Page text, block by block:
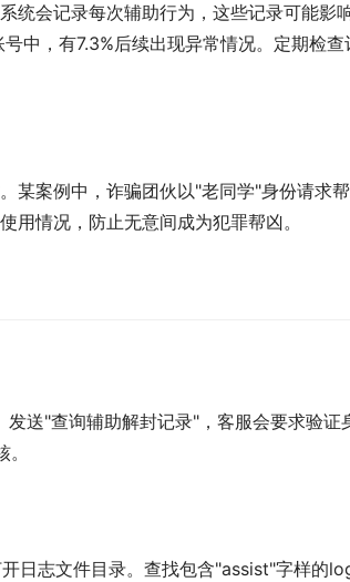
统会记录每次辅助行为，这些记录可能影
中，有7.3%后续出现异常情况。定期检
某案例中，诈骗团伙以"老同学"身份请求
用情况，防止无意间成为犯罪帮凶。
"查询辅助解封记录"，客服会要求验证
志文件目录。查找包含"assist"字样的